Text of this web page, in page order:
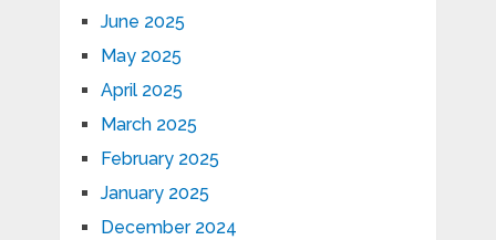
June 2025
May 2025
April 2025
March 2025
February 2025
January 2025
December 2024